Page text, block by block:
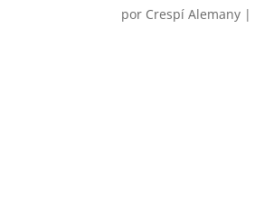
por Crespí Alemany |